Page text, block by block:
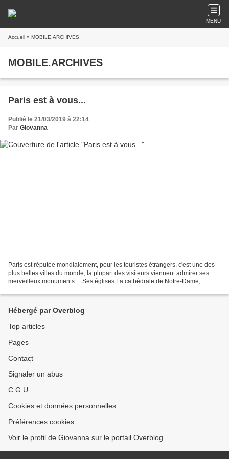
MENU
Accueil » MOBILE.ARCHIVES
MOBILE.ARCHIVES
Paris est à vous...
Publié le 21/03/2019 à 22:14
Par Giovanna
Paris est réputée mondialement, pour les touristes étrangers, c'est une des
plus belles villes du monde, la plupart des visiteurs viennent admirer ses
merveilleux monuments.... Ses églises La cathédrale de Notre-Dame,
Hébergé par Overblog
Top articles
Pages
Contact
Signaler un abus
C.G.U.
Cookies et données personnelles
Préférences cookies
Voir le profil de Giovanna sur le portail Overblog